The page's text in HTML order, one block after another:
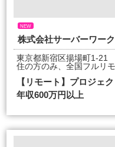
NEW
株式会社サーバーワー
東京都新宿区揚場町1-21
住の方のみ、全国フルリ
【リモート】プロジ
年収600万円以上